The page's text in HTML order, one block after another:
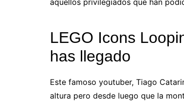
LEGO Icons
has llegado
Este famoso youtuber, Tiago
altura pero desde luego que la